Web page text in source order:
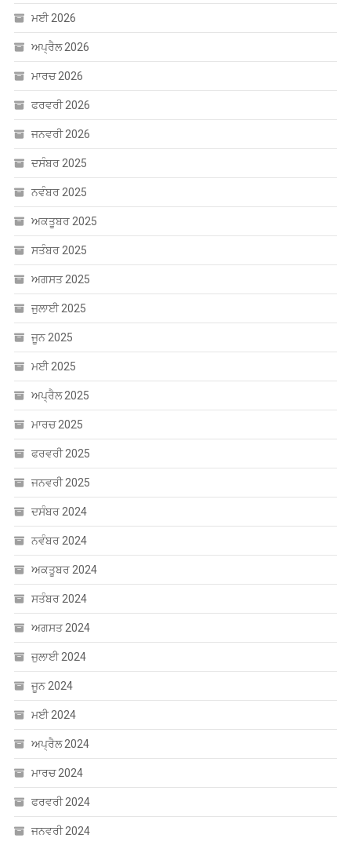
ਜਨਵਰੀ 2026
ਦਸੰਬਰ 2025
ਨਵੰਬਰ 2025
ਅਕਤੂਬਰ 2025
ਸਤੰਬਰ 2025
ਅਗਸਤ 2025
ਜੁਲਾਈ 2025
ਜੂਨ 2025
ਮਈ 2025
ਅਪ੍ਰੈਲ 2025
ਮਾਰਚ 2025
ਫਰਵਰੀ 2025
ਜਨਵਰੀ 2025
ਦਸੰਬਰ 2024
ਨਵੰਬਰ 2024
ਅਕਤੂਬਰ 2024
ਸਤੰਬਰ 2024
ਅਗਸਤ 2024
ਜੁਲਾਈ 2024
ਜੂਨ 2024
ਮਈ 2024
ਅਪ੍ਰੈਲ 2024
ਮਾਰਚ 2024
ਫਰਵਰੀ 2024
ਜਨਵਰੀ 2024
ਦਸੰਬਰ 2023
ਸਤੰਬਰ 2023
ਅਗਸਤ 2023